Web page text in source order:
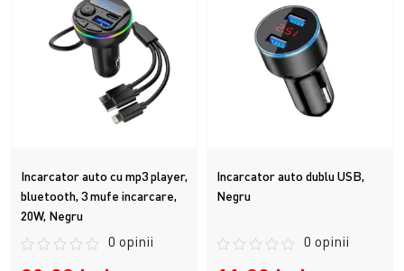
Incarcator auto cu mp3 player,
bluetooth, 3 mufe incarcare,
20W, Negru
0 opinii
Incarcator auto dublu USB,
Negru
0 opinii